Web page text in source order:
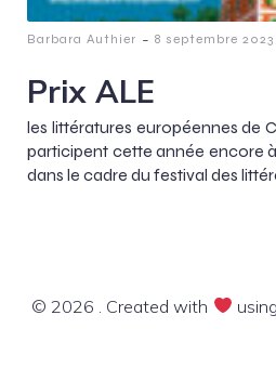
Barbara Authier - 8 septembre 2023
Prix ALE
les littératures européennes de
participent cette année encore
dans le cadre du festival des
© 2026 . Created with